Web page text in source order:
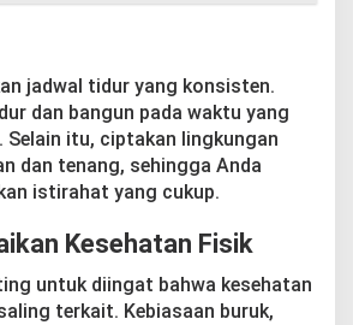
jadwal tidur yang konsisten.
dan bangun pada waktu yang
Selain itu, ciptakan lingkungan
dan tenang, sehingga Anda
istirahat yang cukup.
Kesehatan Fisik
untuk diingat bahwa kesehatan
terkait. Kebiasaan buruk,